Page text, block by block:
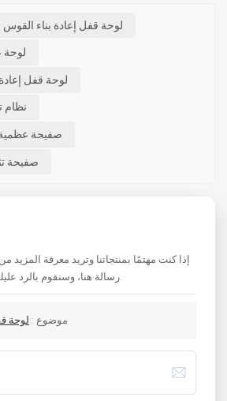
لوحة قفل إعادة بناء القوس
لوحة قفل
نظام
صفيحة عظمية
صفيحة
إذا كنت مهتمًا بمنتجاتنا وتريد معرفة
رسالة هنا، وسنقوم بالرد عليك في أقرب وقت ممكن.
موضوع : لوحة